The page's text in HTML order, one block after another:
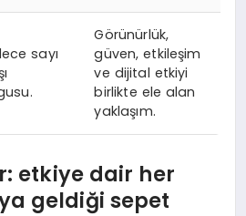
sayı
Görünürlük,
güven, etkileşim
ve dijital etkiyi
birlikte ele alan
yaklaşım.
etkiye dair her
geldiği sepet